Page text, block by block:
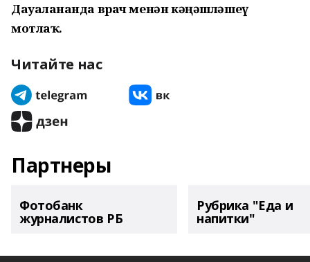
Дауаланғанда врач менән кәңәшләшеү
мотлаҡ.
Читайте нас
Партнеры
Фотобанк
журналистов РБ
Рубрика "Еда и
напитки"